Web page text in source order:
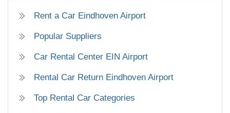
Rent a Car Eindhoven Airport
Popular Suppliers
Car Rental Center EIN Airport
Rental Car Return Eindhoven Airport
Top Rental Car Categories